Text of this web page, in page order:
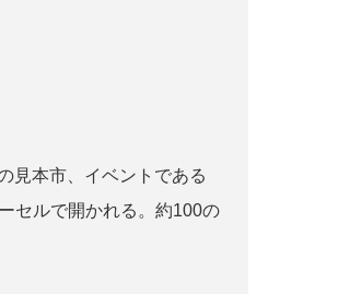
見本市、イベントである
セルで開かれる。約100の